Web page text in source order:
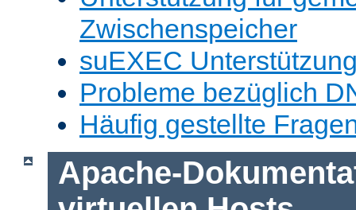
Zwischenspeicher
suEXEC
Probleme bezüglich
Häufig gestellte
Apache-